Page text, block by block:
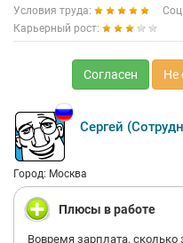
Условия труда:
Карьерный рост:
Согласен Не
Сергей
Город: Москва
Плюсы в работе
Вовремя зарплата, сколько